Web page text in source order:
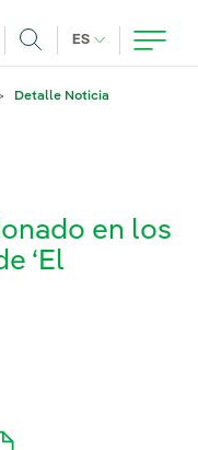
ES IDIOMA
Detalle Noticia
en los
‘El